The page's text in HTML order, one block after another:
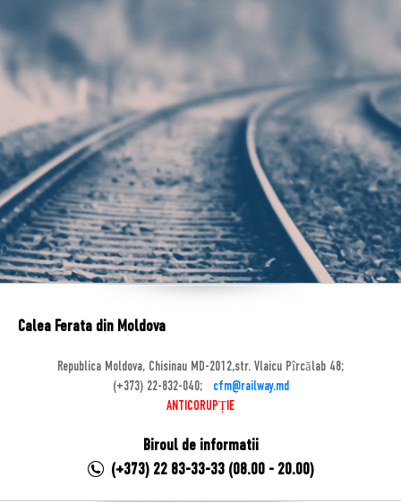
Calea Ferata din Moldova
Republica Moldova, Chisinau MD-2012,str. Vlaicu Pîrcălab 48;
(+373) 22-832-040;
cfm@railway.md
ANTICORUPȚIE
Biroul de informatii
(+373) 22 83-33-33 (08.00 - 20.00)